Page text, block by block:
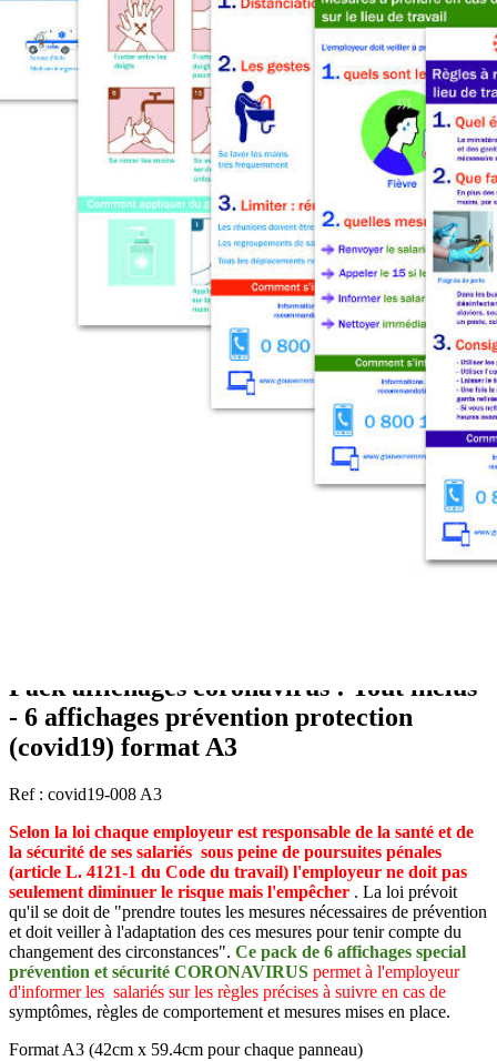
Pack affichages coronavirus : Tout inclus
- 6 affichages prévention protection
(covid19) format A3
Ref : covid19-008 A3
Selon la loi chaque employeur est responsable de la santé et de
la sécurité de ses salariés sous peine de poursuites pénales
(article L. 4121-1 du Code du travail) l'employeur ne doit pas
seulement diminuer le risque mais l'empêcher . La loi prévoit
qu'il se doit de "prendre toutes les mesures nécessaires de prévention
et doit veiller à l'adaptation des ces mesures pour tenir compte du
changement des circonstances". Ce pack de 6 affichages special
prévention et sécurité CORONAVIRUS permet à l'employeur
d'informer les salariés sur les règles précises à suivre en cas de
symptômes, règles de comportement et mesures mises en place.
Format A3 (42cm x 59.4cm pour chaque panneau)